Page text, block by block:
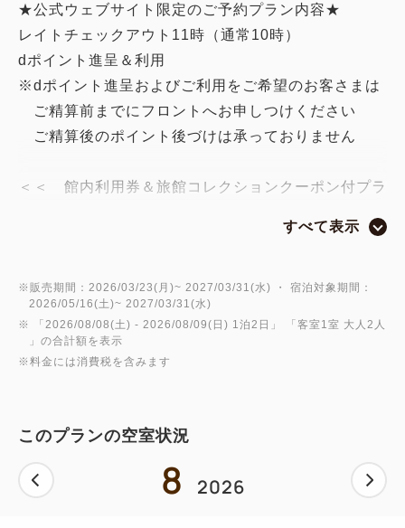
★公式ウェブサイト限定のご予約プラン内容★
レイトチェックアウト11時（通常10時）
dポイント進呈＆利用
※dポイント進呈およびご利用をご希望のお客さまは
ご精算前までにフロントへお申しつけください
ご精算後のポイント後づけは承っておりません
＜＜ 館内利用券＆旅館コレクションクーポン付プラ
＆リゾーツ）の「旅館コレクション」は次の3地域の
温泉旅館からなるブランドシリーズです。
観光地域である3館それぞれの魅力をご紹介している
＜同時開催三施設＞
【北海道】函館・湯の川温泉 ホテル万惣（ばんそ
う）
すべて表示
※販売期間：2026/03/23(月)~ 2027/03/31(水) ・ 宿泊対象期間：
2026/05/16(土)~ 2027/03/31(水)
※ 「 2026/08/08(土) - 2026/08/09(日) 1泊2日 」 「客室1室 大人2人
」の合計額を表示
※料金には消費税を含みます
このプランの空室状況
8 2026